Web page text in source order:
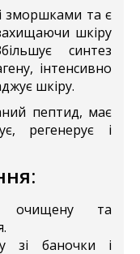
зморшками та є
шкіру
синтез
інтенсивно
шкіру.
пептид, має
регенерує і
очищену та
зі баночки і